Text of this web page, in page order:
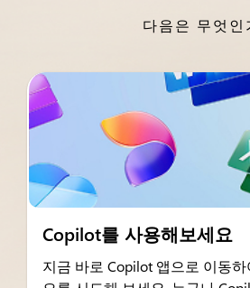
다음은 무엇인
Copilot를 사용해보세요
지금 바로 Copilot 앱으로 이동